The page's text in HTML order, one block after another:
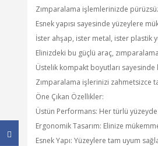
Zımparalama işlemlerinizde
Esnek yapısı sayesinde yüzeylere
İster ahşap, ister metal, ister plastik
Elinizdeki bu güçlü araç,
Üstelik kompakt boyutları
Zımparalama işlerinizi zahmetsizce
Öne Çıkan Özellikler:
Üstün Performans: Her türlü
Ergonomik Tasarım: Elinize
Esnek Yapı: Yüzeylere tam uyum